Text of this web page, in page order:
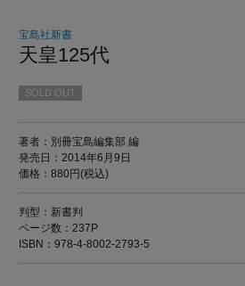
宝島社新書
天皇125代
SOLD OUT
著者：別冊宝島編集部 編
発売日：2014年6月9日
価格：880円(税込)
判型：新書判
ページ数：237P
ISBN：978-4-8002-2793-5